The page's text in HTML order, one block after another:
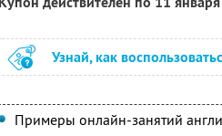
Узнай, как
Примеры онлайн-занятий